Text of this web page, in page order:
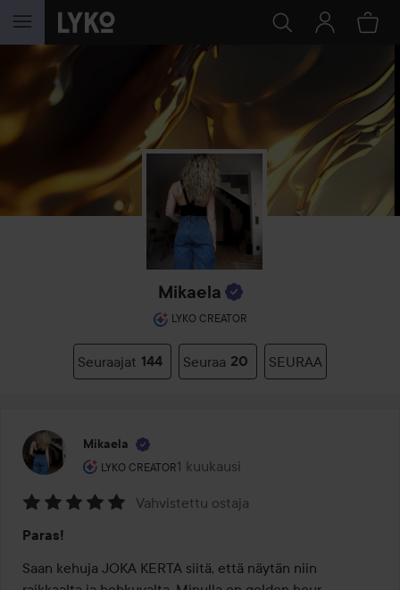
SIIRTYÄ JHK SISÄLTÖÖN
Mikaela
LYKO CREATOR
Seuraajat 144 Seuraa 20 SEURAA
Mikaela
LYKO CREATOR
Käyttäjän rooli: Lyko Creator.
1 kuukausi
Viesti luotiin 1 kuukausi
5
/
Vahvistettu ostaja
Paras!
Saan kehuja JOKA KERTA siitä, että näytän niin